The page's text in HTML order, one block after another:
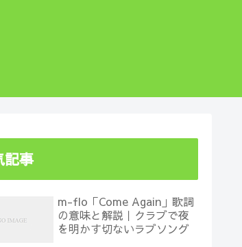
記事
m-flo「Come Again」歌詞
の意味と解説｜クラブで夜
を明かす切ないラブソング